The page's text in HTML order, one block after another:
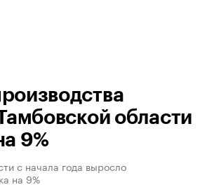
области
9%
с начала года выросло
на 9%